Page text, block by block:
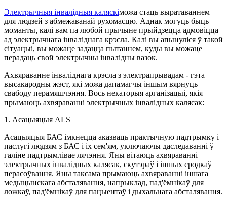
Электрычныя інвалідныя каляскіможа стаць выратаваннем
для людзей з абмежаванай рухомасцю. Аднак могуць быць
моманты, калі вам па любой прычыне прыйдзецца адмовіцца
ад электрычнага інваліднага крэсла. Калі вы апынуліся ў такой
сітуацыі, вы можаце задацца пытаннем, куды вы можаце
перадаць свой электрычны інвалідны вазок.
Ахвяраванне інваліднага крэсла з электрапрывадам - ​​гэта
высакародны жэст, які можа дапамагчы іншым вярнуць
свабоду перамяшчэння. Вось некаторыя арганізацыі, якія
прымаюць ахвяраванні электрычных інвалідных калясак:
1. Асацыяцыя ALS
Асацыяцыя БАС імкнецца аказваць практычную падтрымку і
паслугі людзям з БАС і іх сем'ям, уключаючы даследаванні ў
галіне падтрымлівае лячэння. Яны вітаюць ахвяраванні
электрычных інвалідных калясак, скутэраў і іншых сродкаў
перасоўвання. Яны таксама прымаюць ахвяраванні іншага
медыцынскага абсталявання, напрыклад, пад'ёмнікаў для
ложкаў, пад'ёмнікаў для пацыентаў і дыхальнага абсталявання.